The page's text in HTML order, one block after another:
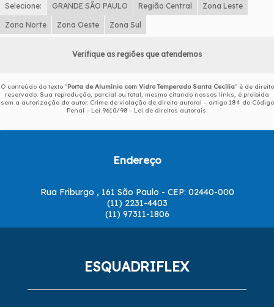
Selecione: GRANDE SÃO PAULO Região Central Zona Leste
Zona Norte Zona Oeste Zona Sul
Verifique as regiões que atendemos
O conteúdo do texto "Porta de Alumínio com Vidro Temperado Santa Cecília" é de direito
reservado. Sua reprodução, parcial ou total, mesmo citando nossos links, é proibida
sem a autorização do autor. Crime de violação de direito autoral – artigo 184 do Código
Penal – Lei 9610/98 - Lei de direitos autorais
Endereço
Rua Friburgo , 161 São Paulo - CEP: 02440-000
(11) 2231-4403
(11) 97311-1806
ESQUADRIFLEX